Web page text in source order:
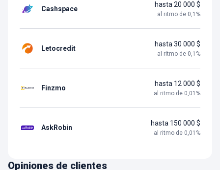
Cashspace
hasta 20 000 $
al ritmo de 0,1 %
Letocredit
hasta 30 000 $
al ritmo de 0,1 %
Finzmo
hasta 12 000 $
al ritmo de 0,01 %
AskRobin
hasta 150 000 $
al ritmo de 0,01 %
Opiniones de clientes